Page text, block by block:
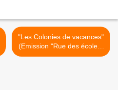
"Les Colonies de vacances"
(Emission "Rue des écoles"
diffusée sur France Culture